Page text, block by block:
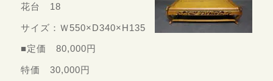
花台 18
サイズ：Ｗ550×D340×H135
■定価 80,000円
特価 30,000円